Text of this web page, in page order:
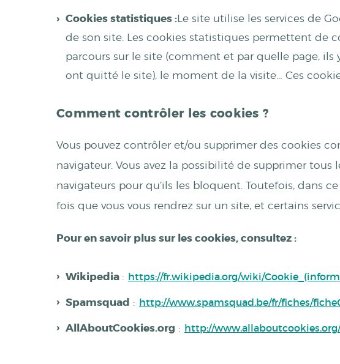
Cookies statistiques :Le site utilise les services de
de son site. Les cookies statistiques permettent de
parcours sur le site (comment et par quelle page,
ont quitté le site), le moment de la visite… Ces
Comment contrôler les cookies ?
Vous pouvez contrôler et/ou supprimer des cookies
navigateur. Vous avez la possibilité de supprimer
navigateurs pour qu’ils les bloquent. Toutefois, dans
fois que vous vous rendrez sur un site, et certains
Pour en savoir plus sur les cookies, consultez :
Wikipedia : https://fr.wikipedia.org/wiki/
Spamsquad : http://www.spamsquad.be/fr/fiches/
AllAboutCookies.org : http://